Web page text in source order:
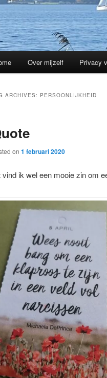
Skip
content
Skip
content
Over mijzelf Privacy
ARCHIVES: PERSOONLIJKHEID
on 1 februari 2020
vind ik wel een mooie zin om